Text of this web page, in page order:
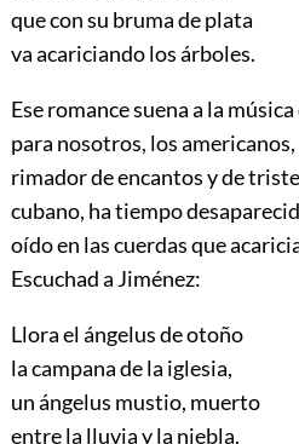
que con su bruma de plata
va acariciando los árboles.
Ese romance suena a la
para nosotros, los americanos,
rimador de encantos y de
cubano, ha tiempo
oído en las cuerdas que
Escuchad a Jiménez:
Llora el ángelus de otoño
la campana de la iglesia,
un ángelus mustio, muerto
entre la lluvia y la niebla.